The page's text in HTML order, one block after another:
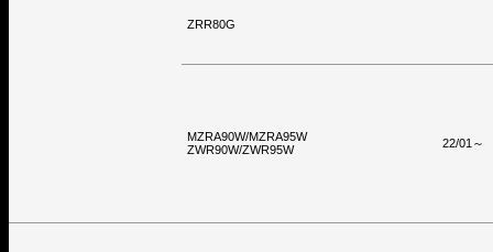
ZRR80G
MZRA90W/MZRA95W
ZWR90W/ZWR95W
22/01～